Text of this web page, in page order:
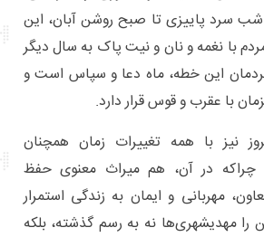
شب سرد پاییزی تا صبح روشن آبان، این
با نغمه و نان و نیت پاک به سال دیگر
مردمان این خطه، ماه دعا و سپاس است و
با عقرب و قوس قرار دارد.
نیز با همه تغییرات زمان همچنان
چراکه در آن، هم میراث معنوی حفظ
مهربانی و ایمان به زندگی استمرار
را مهدیشهری‌ها نه به رسم گذشته، بلکه